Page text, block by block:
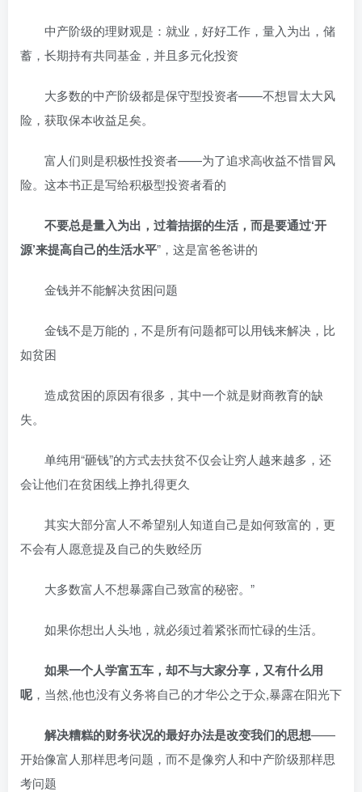
中产阶级的理财观是：就业，好好工作，量入为出，储
蓄，长期持有共同基金，并且多元化投资
大多数的中产阶级都是保守型投资者——不想冒太大风
险，获取保本收益足矣。
富人们则是积极性投资者——为了追求高收益不惜冒风
险。这本书正是写给积极型投资者看的
不要总是量入为出，过着拮据的生活，而是要通过‘开
源’来提高自己的生活水平”，这是富爸爸讲的
金钱并不能解决贫困问题
金钱不是万能的，不是所有问题都可以用钱来解决，比
如贫困
造成贫困的原因有很多，其中一个就是财商教育的缺
失。
单纯用“砸钱”的方式去扶贫不仅会让穷人越来越多，还
会让他们在贫困线上挣扎得更久
其实大部分富人不希望别人知道自己是如何致富的，更
不会有人愿意提及自己的失败经历
大多数富人不想暴露自己致富的秘密。”
如果你想出人头地，就必须过着紧张而忙碌的生活。
如果一个人学富五车，却不与大家分享，又有什么用
呢 ，当然,他也没有义务将自己的才华公之于众,暴露在阳光下
解决糟糕的财务状况的最好办法是改变我们的思想——
开始像富人那样思考问题，而不是像穷人和中产阶级那样思
考问题